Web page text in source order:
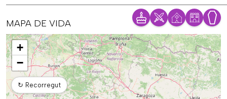
MAPA DE VIDA
Mapa
+
−
↻ Recorregut